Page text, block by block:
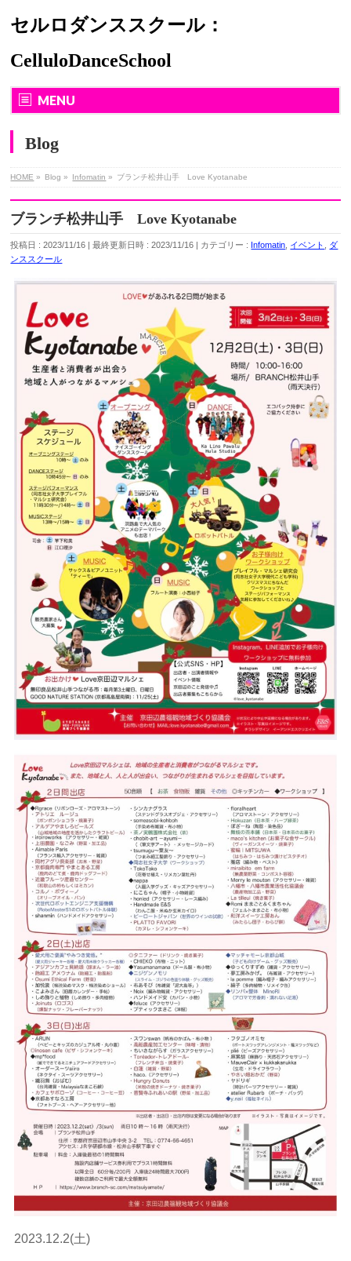
セルロダンススクール：
CelluloDanceSchool
MENU
Blog
HOME » Blog » Infomatin » ブランチ松井山手 Love Kyotanabe
ブランチ松井山手 Love Kyotanabe
投稿日 : 2023/11/16 最終更新日時 : 2023/11/16 カテゴリー : Infomatin イベント
ダ
ンススクール
2023.12.2(土)